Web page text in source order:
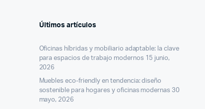
Últimos artículos
Oficinas híbridas y mobiliario adaptable: la clave
para espacios de trabajo modernos 15 junio,
2026
Muebles eco-friendly en tendencia: diseño
sostenible para hogares y oficinas modernas 30
mayo, 2026